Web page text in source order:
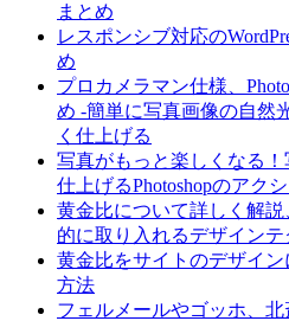
まとめ
レスポンシブ対応の
め
プロカメラマン仕様、
め -簡単に写真画像の自然
く仕上げる
写真がもっと楽しくなる
仕上げるPhotoshopのアク
黄金比について詳しく解
的に取り入れるデザイン
黄金比をサイトのデザイ
方法
フェルメールやゴッホ、